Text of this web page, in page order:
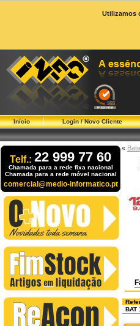
Utilizamos
Início Login / Novo Cliente
Telf.: 22 999 77 60
Chamada para a rede fixa nacional
Chamada para a rede móvel nacional
comercial@medio-informatico.pt
«
BAT